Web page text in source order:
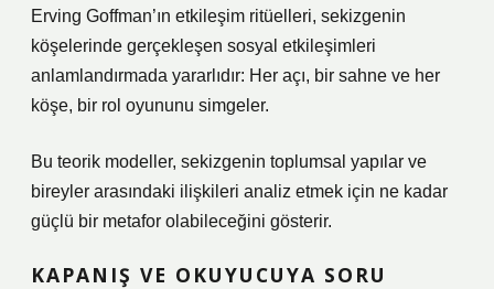
Erving Goffman’ın etkileşim ritüelleri, sekizgenin
köşelerinde gerçekleşen sosyal etkileşimleri
anlamlandırmada yararlıdır: Her açı, bir sahne ve her
köşe, bir rol oyununu simgeler.
Bu teorik modeller, sekizgenin toplumsal yapılar ve
bireyler arasındaki ilişkileri analiz etmek için ne kadar
güçlü bir metafor olabileceğini gösterir.
KAPANIŞ VE OKUYUCUYA SORU